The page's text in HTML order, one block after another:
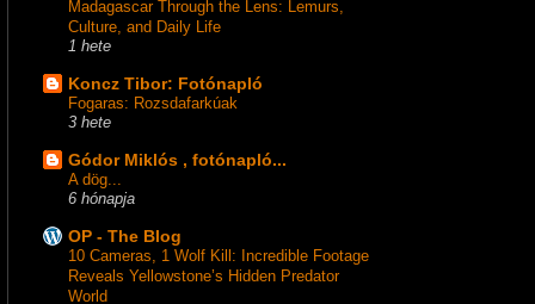
Madagascar Through the Lens: Lemurs,
Culture, and Daily Life
1 hete
Koncz Tibor: Fotónapló
Fogaras: Rozsdafarkúak
3 hete
Gódor Miklós , fotónapló...
A dög...
6 hónapja
OP - The Blog
10 Cameras, 1 Wolf Kill: Incredible Footage
Reveals Yellowstone’s Hidden Predator
World